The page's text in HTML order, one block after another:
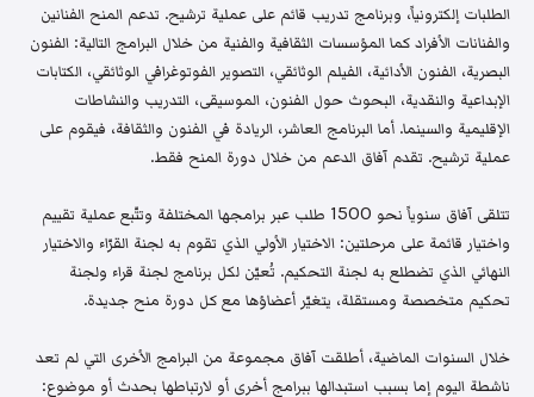
الطلبات إلكترونياً، وبرنامج تدريب قائم على عملية ترشيح. تدعم المنح الفنانين
والفنانات الأفراد كما المؤسسات الثقافية والفنية من خلال البرامج التالية: الفنون
البصرية، الفنون الأدائية، الفيلم الوثائقي، التصوير الفوتوغرافي الوثائقي، الكتابات
الإبداعية والنقدية، البحوث حول الفنون، الموسيقى، التدريب والنشاطات
الإقليمية والسينما. أما البرنامج العاشر، الريادة في الفنون والثقافة، فيقوم على
عملية ترشيح. تقدم آفاق الدعم من خلال دورة المنح فقط.
تتلقى آفاق سنوياً نحو 1500 طلب عبر برامجها المختلفة وتتّبع عملية تقييم
واختيار قائمة على مرحلتين: الاختيار الأولي الذي تقوم به لجنة القرّاء والاختيار
النهائي الذي تضطلع به لجنة التحكيم. تُعيّن لكل برنامج لجنة قراء ولجنة
تحكيم متخصصة ومستقلة، يتغيّر أعضاؤها مع كل دورة منح جديدة.
خلال السنوات الماضية، أطلقت آفاق مجموعة من البرامج الأخرى التي لم تعد
ناشطة اليوم إما بسبب استبدالها ببرامج أخرى أو لارتباطها بحدث أو موضوع: